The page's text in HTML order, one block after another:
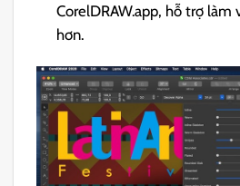
CorelDRAW.app, hỗ trợ
hơn.